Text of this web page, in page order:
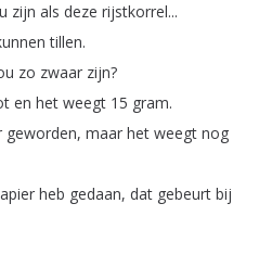
zijn als deze rijstkorrel...
tillen.
zo zwaar zijn?
en het weegt 15 gram.
geworden, maar het weegt nog
heb gedaan, dat gebeurt bij